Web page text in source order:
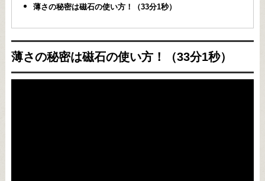
薄さの秘密は磁石の使い方！（33分1秒）
薄さの秘密は磁石の使い方！（33分1秒）